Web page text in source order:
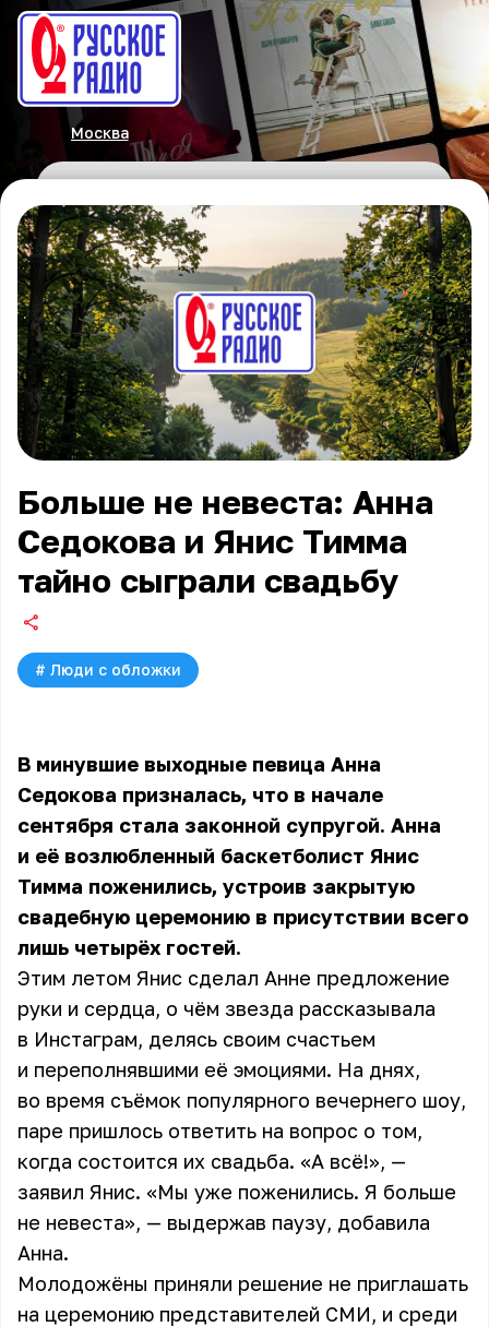
Москва
Больше не невеста: Анна
Седокова и Янис Тимма
тайно сыграли свадьбу
# Люди с обложки
В минувшие выходные певица Анна
Седокова призналась, что в начале
сентября стала законной супругой. Анна
и её возлюбленный баскетболист Янис
Тимма поженились, устроив закрытую
свадебную церемонию в присутствии всего
лишь четырёх гостей.
Этим летом Янис сделал Анне предложение
руки и сердца, о чём звезда рассказывала
в Инстаграм, делясь своим счастьем
и переполнявшими её эмоциями. На днях,
во время съёмок популярного вечернего шоу,
паре пришлось ответить на вопрос о том,
когда состоится их свадьба. «А всё!», —
заявил Янис. «Мы уже поженились. Я больше
не невеста», — выдержав паузу, добавила
Анна.
Молодожёны приняли решение не приглашать
на церемонию представителей СМИ, и среди